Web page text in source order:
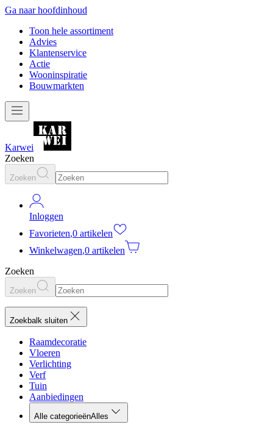
Ga naar hoofdinhoud
Toon hele assortiment
Advies
Klantenservice
Actie
Wooninspiratie
Bouwmarkten
Karwei
Zoeken
Zoeken
Inloggen
Favorieten,0 artikelen
Winkelwagen,0 artikelen
Zoeken
Zoeken
Zoekbalk sluiten
Raamdecoratie
Vloeren
Verlichting
Verf
Tuin
Aanbiedingen
Alle categorieënAlles